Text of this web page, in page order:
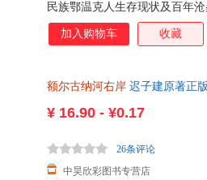
民族鄂温克人生存现状及百年
人惊叹却难得其解的神奇岩画
人生挚爱与心灵悲苦的民族史
命的鄂温克人。他们信奉萨满
求繁衍，在日寇的铁蹄、“文
民族日
加入购物车 收藏
额尔古纳河右岸 迟子建原著正
¥ 16.90 - ¥0.17
中昊欣彩图书专营店
26条评论